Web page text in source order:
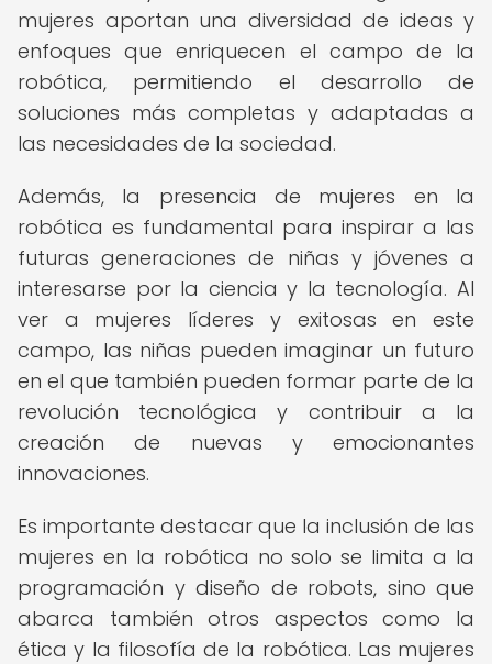
mujeres aportan una diversidad de ideas y
enfoques que enriquecen el campo de la
robótica, permitiendo el desarrollo de
soluciones más completas y adaptadas a
las necesidades de la sociedad.
Además, la presencia de mujeres en la
robótica es fundamental para inspirar a las
futuras generaciones de niñas y jóvenes a
interesarse por la ciencia y la tecnología. Al
ver a mujeres líderes y exitosas en este
campo, las niñas pueden imaginar un futuro
en el que también pueden formar parte de la
revolución tecnológica y contribuir a la
creación de nuevas y emocionantes
innovaciones.
Es importante destacar que la inclusión de las
mujeres en la robótica no solo se limita a la
programación y diseño de robots, sino que
abarca también otros aspectos como la
ética y la filosofía de la robótica. Las mujeres